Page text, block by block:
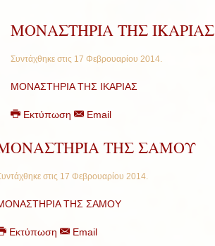
ΜΟΝΑΣΤΗΡΙΑ ΤΗΣ ΙΚΑΡΙΑΣ
Συντάχθηκε στις 17 Φεβρουαρίου 2014.
ΜΟΝΑΣΤΗΡΙΑ ΤΗΣ ΙΚΑΡΙΑΣ
Εκτύπωση Email
ΤΗΣ ΣΑΜΟΥ
στις 17 Φεβρουαρίου 2014.
ΤΗΣ ΣΑΜΟΥ
Εκτύπωση Email